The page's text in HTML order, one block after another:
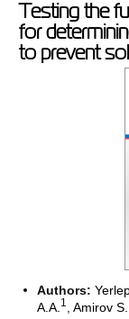
Testing the
for
to prevent
Authors:
A.A. 1 ,Amirov